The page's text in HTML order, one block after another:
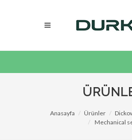
Anasayfa Ürünler
Mechanical